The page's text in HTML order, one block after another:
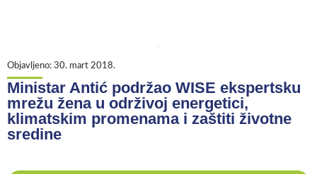
Objavljeno: 30. mart 2018.
Ministar Antić podržao WISE ekspertsku
mrežu žena u održivoj energetici,
klimatskim promenama i zaštiti životne
sredine